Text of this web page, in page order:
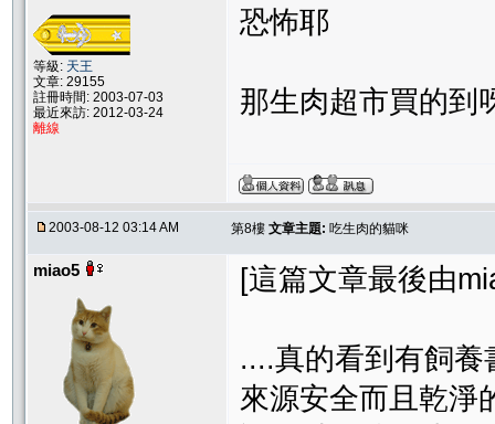
等級: 天王
文章: 29155
註冊時間: 2003-07-03
最近來訪: 2012-03-24
離線
恐怖耶
那生肉超市買的到
2003-08-12 03:14 AM 第8樓 文章主題: 吃生肉的貓咪
miao5 [這篇文章最後由
....真的看到有飼
來源安全而且乾淨